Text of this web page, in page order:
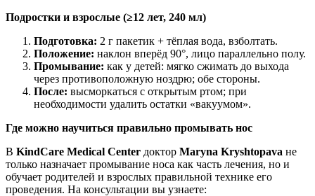
Подростки и взрослые (≥12 лет, 240 мл)
Подготовка: 2 г пакетик + тёплая вода, взболтать.
Положение: наклон вперёд 90°, лицо параллельно полу.
Промывание: как у детей: мягко сжимать до выхода
через противоположную ноздрю; обе стороны.
После: высморкаться с открытым ртом; при
необходимости удалить остатки «вакуумом».
Где можно научиться правильно промывать нос
В KindCare Medical Center доктор Maryna Kryshtopava не
только назначает промывание носа как часть лечения, но и
обучает родителей и взрослых правильной технике его
проведения. На консультации вы узнаете: